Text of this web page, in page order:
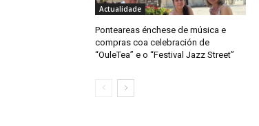
Actualidade
Ponteareas énchese de música e
compras coa celebración de
“OuleTea” e o “Festival Jazz Street”